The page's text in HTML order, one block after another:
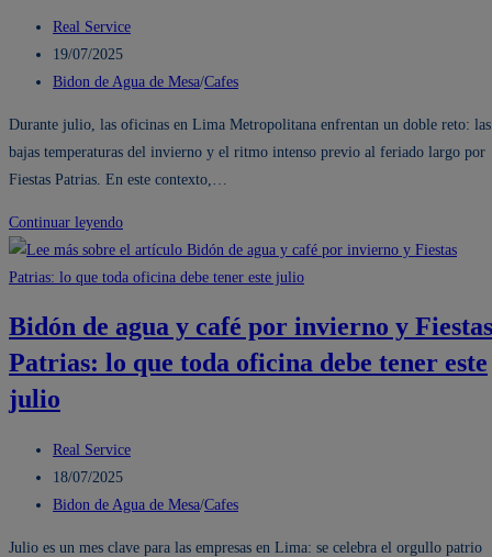
para
tu
oficina
vienen
Autor
de
la
Real Service
Publicación
de
entrada:
19/07/2025
Categoría
la
entrada:
Bidon de Agua de Mesa/Cafes
Durante julio, las oficinas en Lima Metropolitana enfrentan un doble reto: las
bajas temperaturas del invierno y el ritmo intenso previo al feriado largo por
Fiestas Patrias. En este contexto,…
Continuar leyendoCómo
un
bidón
agua
y
ambiente
por
Bidón de agua y café por invierno y Fiestas
Patrias: lo que toda oficina debe tener este
julio
Autor
de
la
Real Service
Publicación
de
18/07/2025
Categoría
Bidon de Agua de Mesa/Cafes
Julio es un mes clave para las empresas en Lima: se celebra el orgullo patrio